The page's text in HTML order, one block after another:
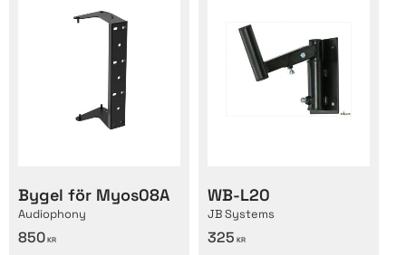
Bygel för Myos08A
Audiophony
850 KR
WB-L20
JB Systems
325 KR